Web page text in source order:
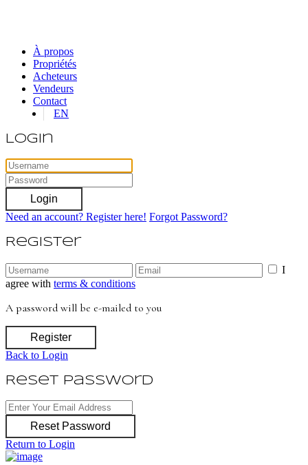
À propos
Propriétés
Acheteurs
Vendeurs
Contact
EN
Login
Login
Need an account? Register here! Forgot Password?
Register
I
agree with terms & conditions
A password will be e-mailed to you
Register
Back to Login
Reset Password
Reset Password
Return to Login